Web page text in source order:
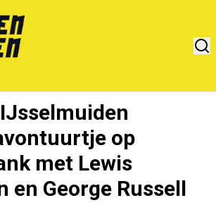
op
met Lewis
en George Russell